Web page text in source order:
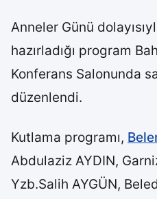
Anneler Günü
hazırladığı program
Konferans Salonunda
düzenlendi.
Kutlama programı,
Abdulaziz AYDIN,
Yzb.Salih AYGÜN,